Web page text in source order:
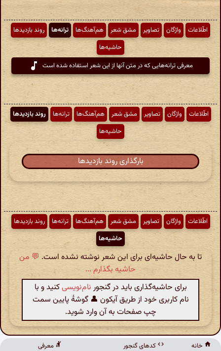
اطّلاعات واژگان تصاویر مشق شعر هم‌آهنگ‌ها ترانه‌ها
روند بازدیدها
حاشیه‌ها
معرفی ترانه‌هایی که در متن آنها از این شعر استفاده شده است
اطّلاعات واژگان تصاویر مشق شعر هم‌آهنگ‌ها ترانه‌ها
روند بازدیدها
حاشیه‌ها
بارگذاری روند بازدیدها
اطّلاعات واژگان تصاویر مشق شعر هم‌آهنگ‌ها ترانه‌ها
روند بازدیدها
حاشیه‌ها
تا به حال حاشیه‌ای برای این شعر نوشته نشده است. 💬 من
حاشیه بگذارم ...
برای حاشیه‌گذاری باید در گنجور نام‌نویسیکنید و با
نام کاربری خود از طریق آیکون 👤 گوشهٔ پایین سمت
چپ صفحات به آن وارد شوید.
خانه کدهای گنجور معرفی